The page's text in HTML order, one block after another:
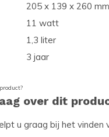
205 x 139 x 260 mm
11 watt
1,3 liter
3 jaar
over dit
u graag bij het vinden